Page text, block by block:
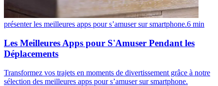
présenter les meilleures apps pour s’amuser sur smartphone.6 min
Les Meilleures Apps pour S'Amuser Pendant les
Déplacements
Transformez vos trajets en moments de divertissement grâce à notre
sélection des meilleures apps pour s’amuser sur smartphone.